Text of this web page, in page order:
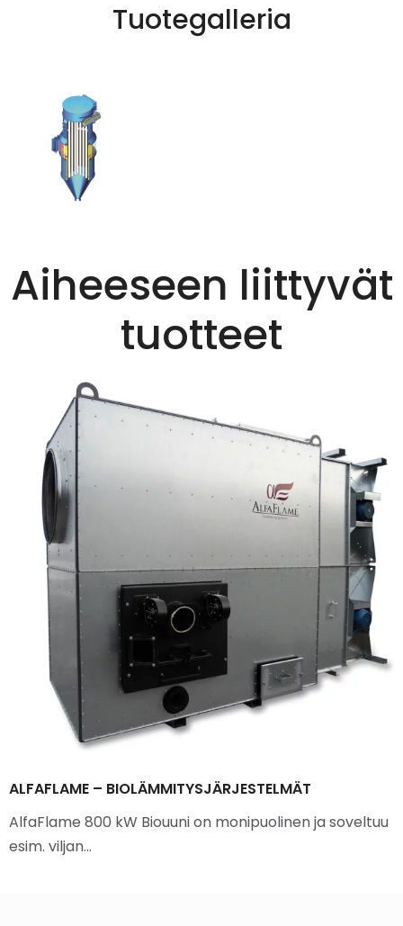
Tuotegalleria
Aiheeseen liittyvät
tuotteet
ALFAFLAME – BIOLÄMMITYSJÄRJESTELMÄT
AlfaFlame 800 kW Biouuni on monipuolinen ja soveltuu
esim. viljan…